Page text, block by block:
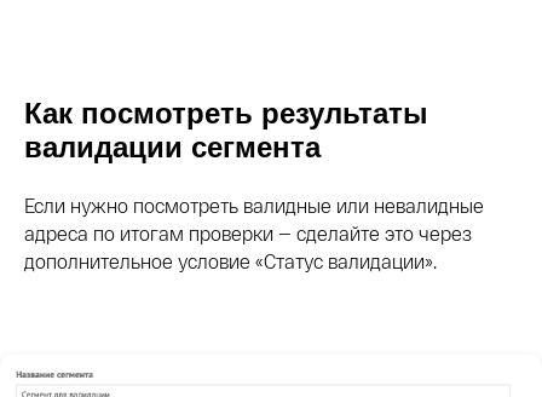
Как посмотреть результаты
валидации сегмента
Если нужно посмотреть валидные или невалидные
адреса по итогам проверки — сделайте это через
дополнительное условие «Статус валидации».